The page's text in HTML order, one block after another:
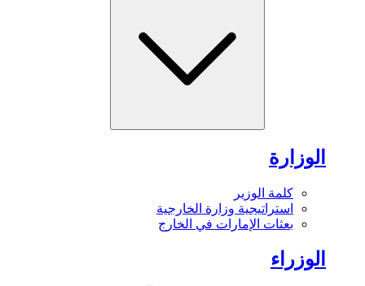
الوزارة
كلمة الوزير
استراتيجية وزارة الخارجية
بعثات الإمارات في الخارج
الوزراء